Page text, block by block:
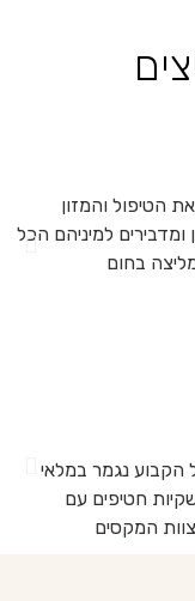
הטיפול והמזון
למיניהם הכל
בחום
הקבוע נגמר במלאי
אוכל חלופי ודאגו לעדכן וגם הביאו 2 שקיות חטיפים עם
המקסים